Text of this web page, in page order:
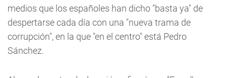
medios que los españoles han dicho "basta ya" de
despertarse cada día con una "nueva trama de
corrupción", en la que "en el centro" está Pedro
Sánchez.